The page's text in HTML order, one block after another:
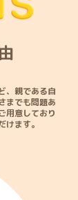
、親である自
までも問題あ
用意しており
ます。